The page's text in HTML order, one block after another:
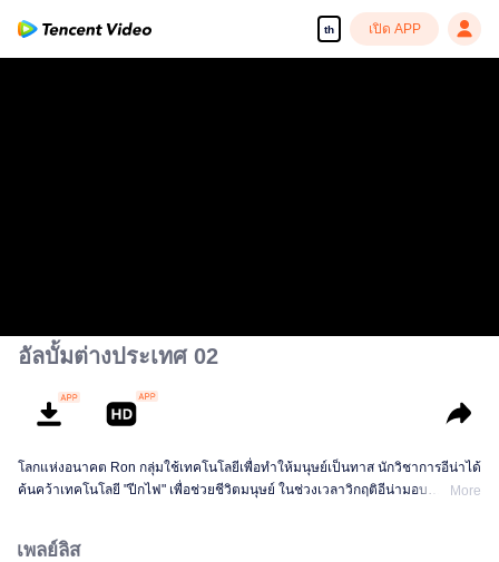
th เปิด APP
อัลบั้มต่างประเทศ 02
โลกแห่งอนาคต Ron กลุ่มใช้เทคโนโลยีเพื่อทําให้มนุษย์เป็นทาส นักวิชาการอีน่าได้
ค้นคว้าเทคโนโลยี "ปีกไฟ" เพื่อช่วยชีวิตมนุษย์ ในช่วงเวลาวิกฤติอีน่ามอบ
More
เพลย์ลิส